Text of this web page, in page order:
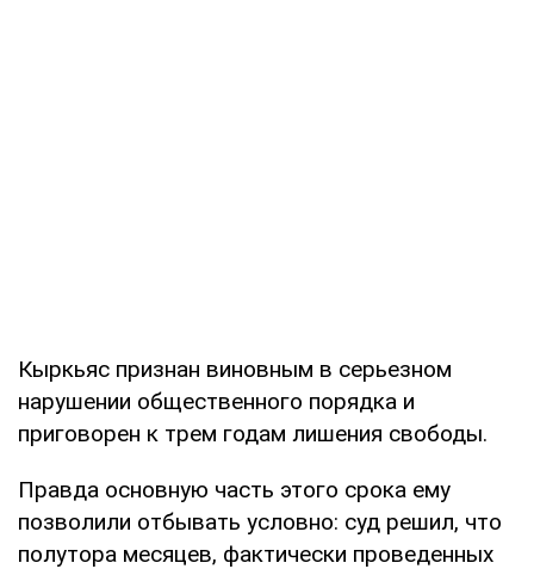
Кыркьяс признан виновным в серьезном
нарушении общественного порядка и
приговорен к трем годам лишения свободы.
Правда основную часть этого срока ему
позволили отбывать условно: суд решил, что
полутора месяцев, фактически проведенных